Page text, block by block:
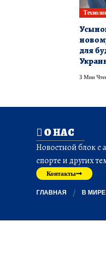
для
3 Мин
О НАС
Новостной блок с
спорте и других
Контакты
ГЛАВНАЯ В МИРЕ